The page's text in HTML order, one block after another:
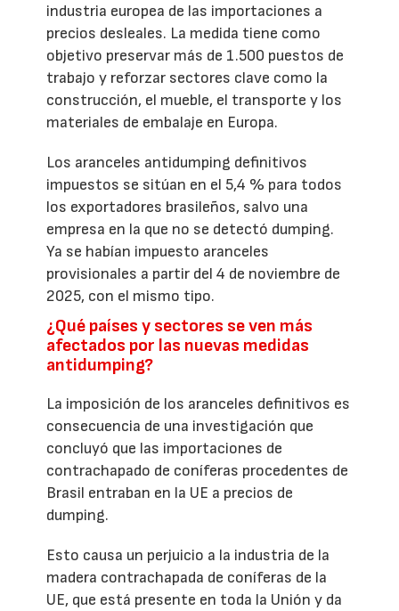
industria europea de las importaciones a
precios desleales. La medida tiene como
objetivo preservar más de 1.500 puestos de
trabajo y reforzar sectores clave como la
construcción, el mueble, el transporte y los
materiales de embalaje en Europa.
Los aranceles antidumping definitivos
impuestos se sitúan en el 5,4 % para todos
los exportadores brasileños, salvo una
empresa en la que no se detectó dumping.
Ya se habían impuesto aranceles
provisionales a partir del 4 de noviembre de
2025, con el mismo tipo.
¿Qué países y sectores se ven más
afectados por las nuevas medidas
antidumping?
La imposición de los aranceles definitivos es
consecuencia de una investigación que
concluyó que las importaciones de
contrachapado de coníferas procedentes de
Brasil entraban en la UE a precios de
dumping.
Esto causa un perjuicio a la industria de la
madera contrachapada de coníferas de la
UE, que está presente en toda la Unión y da